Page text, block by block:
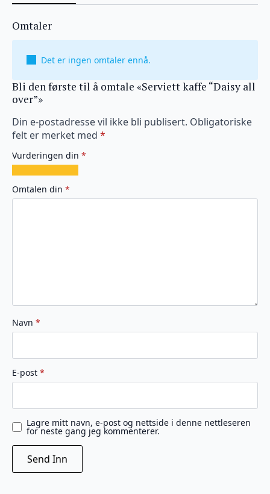
Omtaler
Det er ingen omtaler ennå.
Bli den første til å omtale «Serviett kaffe “Daisy all
over”»
Din e-postadresse vil ikke bli publisert. Obligatoriske
felt er merket med *
Vurderingen din *
av
5
av
5
av
5
av
5
av
5
Omtalen din *
Navn *
E-post *
Lagre mitt navn, e-post og nettside i denne nettleseren
for neste gang jeg kommenterer.